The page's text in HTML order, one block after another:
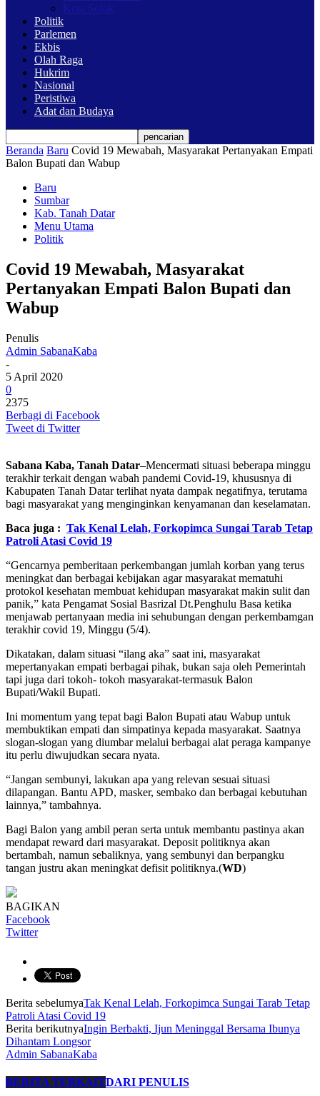
Kota Solok
Politik
Parlemen
Ekbis
Olah Raga
Hukrim
Nasional
Peristiwa
Adat dan Budaya
Beranda Baru Covid 19 Mewabah, Masyarakat Pertanyakan Empati
Balon Bupati dan Wabup
Baru
Sumbar
Kab. Tanah Datar
Menu Utama
Politik
Covid 19 Mewabah, Masyarakat
Pertanyakan Empati Balon Bupati dan
Wabup
Penulis
Admin SabanaKaba
-
5 April 2020
0
2375
Berbagi di Facebook
Tweet di Twitter
Sabana Kaba, Tanah Datar–Mencermati situasi beberapa minggu
terakhir terkait dengan wabah pandemi Covid-19, khususnya di
Kabupaten Tanah Datar terlihat nyata dampak negatifnya, terutama
bagi masyarakat yang menginginkan kenyamanan dan keselamatan.
Baca juga : Tak Kenal Lelah, Forkopimca Sungai Tarab Tetap
Patroli Atasi Covid 19
“Gencarnya pemberitaan perkembangan jumlah korban yang terus
meningkat dan berbagai kebijakan agar masyarakat mematuhi
protokol kesehatan membuat kehidupan masyarakat makin sulit dan
panik,” kata Pengamat Sosial Basrizal Dt.Penghulu Basa ketika
menjawab pertanyaan media ini sehubungan dengan perkembamgan
terakhir covid 19, Minggu (5/4).
Dikatakan, dalam situasi “ilang aka” saat ini, masyarakat
mepertanyakan empati berbagai pihak, bukan saja oleh Pemerintah
tapi juga dari tokoh- tokoh masyarakat-termasuk Balon
Bupati/Wakil Bupati.
Ini momentum yang tepat bagi Balon Bupati atau Wabup untuk
membuktikan empati dan simpatinya kepada masyarakat. Saatnya
slogan-slogan yang diumbar melalui berbagai alat peraga kampanye
itu perlu diwujudkan secara nyata.
“Jangan sembunyi, lakukan apa yang relevan sesuai situasi
dilapangan. Bantu APD, masker, sembako dan berbagai kebutuhan
lainnya,” tambahnya.
Bagi Balon yang ambil peran serta untuk membantu pastinya akan
mendapat reward dari masyarakat. Deposit politiknya akan
bertambah, namun sebaliknya, yang sembunyi dan berpangku
tangan justru akan meningkat defisit politiknya.(WD)
BAGIKAN
Facebook
Twitter
Berita sebelumyaTak Kenal Lelah, Forkopimca Sungai Tarab Tetap
Patroli Atasi Covid 19
Berita berikutnyaIngin Berbakti, Ijun Meninggal Bersama Ibunya
Dihantam Longsor
Admin SabanaKaba
BERITA TERKAITDARI PENULIS